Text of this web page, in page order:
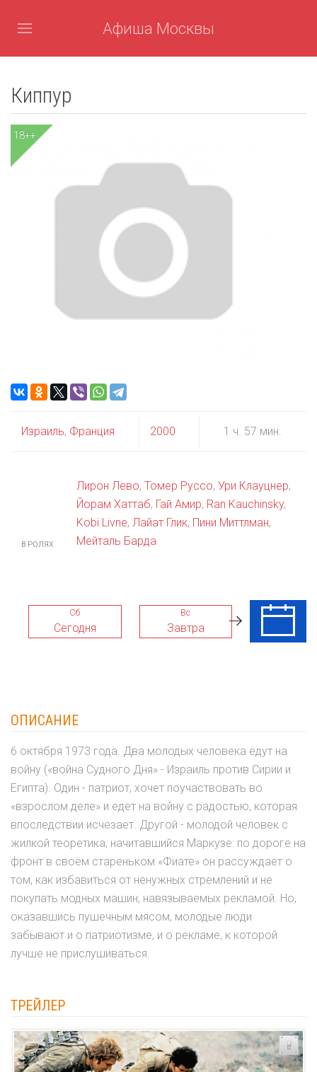
Афиша Москвы
Киппур
18++
Израиль, Франция 2000 1 ч. 57 мин.
В РОЛЯХ
Лирон Лево, Томер Руссо, Ури Клауцнер,
Йорам Хаттаб, Гай Амир, Ran Kauchinsky,
Kobi Livne, Лайат Глик, Пини Миттлман,
Мейталь Барда
Сб
Сегодня
Вс
Завтра
Пн
ОПИСАНИЕ
6 октября 1973 года. Два молодых человека едут на
войну («война Судного Дня» - Израиль против Сирии и
Египта). Один - патриот, хочет поучаствовать во
«взрослом деле» и едет на войну с радостью, которая
впоследствии исчезает. Другой - молодой человек с
жилкой теоретика, начитавшийся Маркузе: по дороге на
фронт в своём стареньком «Фиате» он рассуждает о
том, как избавиться от ненужных стремлений и не
покупать модных машин, навязываемых рекламой. Но,
оказавшись пушечным мясом, молодые люди
забывают и о патриотизме, и о рекламе, к которой
лучше не прислушиваться.
ТРЕЙЛЕР